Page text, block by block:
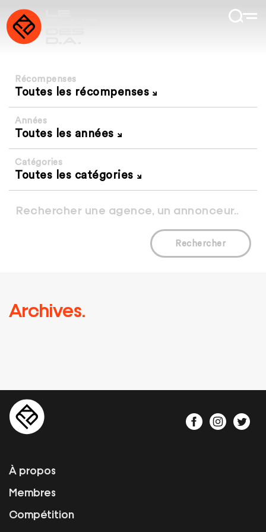
Récompenses
Toutes les récompenses
Années
Toutes les années
Catégories
Toutes les catégories
Rechercher
Archives.
À propos
Membres
Compétition